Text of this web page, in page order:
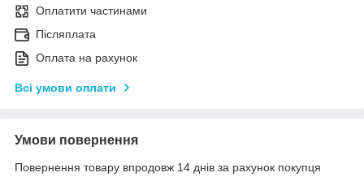
Оплатити частинами
Післяплата
Оплата на рахунок
Всі умови оплати
Умови повернення
Повернення товару впродовж 14 днів за рахунок покупця